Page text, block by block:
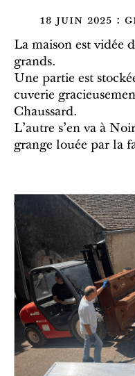
18 juin 2025 :
La maison est vidée
grands.
Une partie est
cuverie
Chaussard.
L'autre s'en va à
grange louée par la